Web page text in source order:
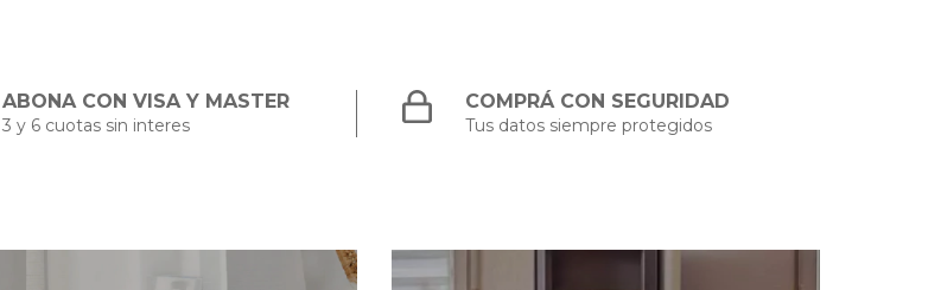
ABONA CON VISA Y MASTER
3 y 6 cuotas sin interes
COMPRÁ CON SEGURIDAD
Tus datos siempre protegidos